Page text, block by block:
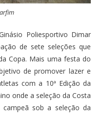
Poliesportivo Dimar
de sete seleções que
Copa. Mais uma festa do
de promover lazer e
com a 10ª Edição da
onde a seleção da Costa
sob a seleção da